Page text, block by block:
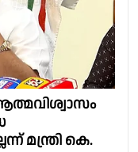
മന്ത്രി കെ.